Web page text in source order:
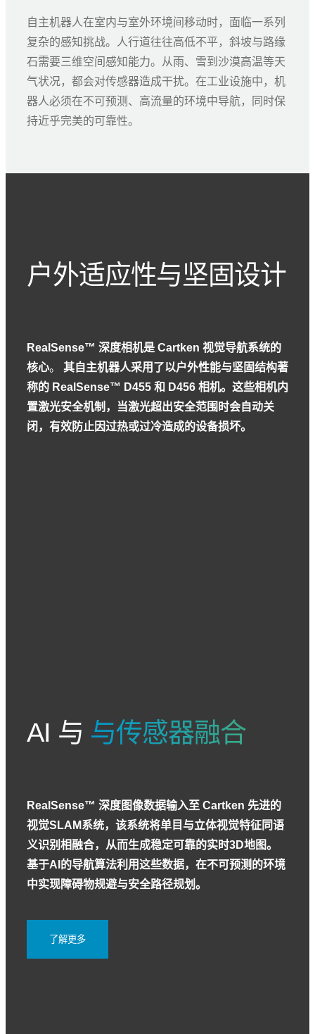
自主机器人在室内与室外环境间移动时，面临一系列
复杂的感知挑战。人行道往往高低不平，斜坡与路缘
石需要三维空间感知能力。从雨、雪到沙漠高温等天
气状况，都会对传感器造成干扰。在工业设施中，机
器人必须在不可预测、高流量的环境中导航，同时保
持近乎完美的可靠性。
户外适应性与坚固设计
RealSense™ 深度相机是 Cartken 视觉导航系统的
核心。
其自主机器人采用了以户外性能与坚固结构著
称的 RealSense™ D455 和 D456 相机。这些相机内
置激光安全机制，当激光超出安全范围时会自动关
闭，有效防止因过热或过冷造成的设备损坏。
AI 与 与传感器融合
RealSense™ 深度图像数据输入至 Cartken 先进的
视觉SLAM系统，该系统将单目与立体视觉特征同语
义识别相融合，从而生成稳定可靠的实时3D地图。
基于AI的导航算法利用这些数据，在不可预测的环境
中实现障碍物规避与安全路径规划。
了解更多